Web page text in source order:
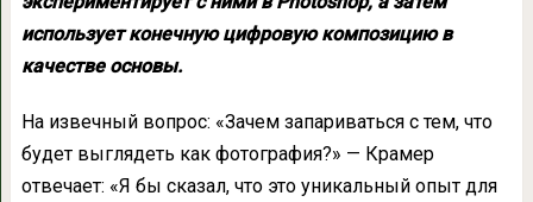
использует конечную цифровую композицию в
качестве основы.
На извечный вопрос: «Зачем запариваться с тем, что
будет выглядеть как фотография?» — Крамер
отвечает: «Я бы сказал, что это уникальный опыт для